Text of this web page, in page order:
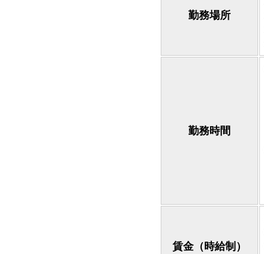
勤務場所
勤務時間
賃金（時給制）